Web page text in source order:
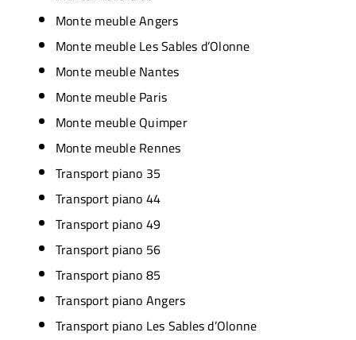
Monte meuble Angers
Monte meuble Les Sables d’Olonne
Monte meuble Nantes
Monte meuble Paris
Monte meuble Quimper
Monte meuble Rennes
Transport piano 35
Transport piano 44
Transport piano 49
Transport piano 56
Transport piano 85
Transport piano Angers
Transport piano Les Sables d’Olonne